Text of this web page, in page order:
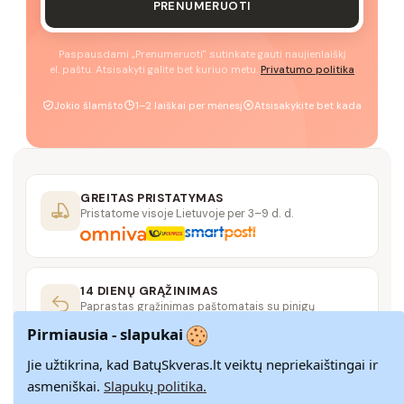
PRENUMERUOTI
Paspausdami „Prenumeruoti" sutinkate gauti naujienlaiškį
el. paštu. Atsisakyti galite bet kuriuo metu. Privatumo politika
Jokio šlamšto 1–2 laiškai per mėnesį Atsisakykite bet kada
GREITAS PRISTATYMAS
Pristatome visoje Lietuvoje per 3–9 d. d.
14 DIENŲ GRĄŽINIMAS
Paprastas grąžinimas paštomatais su pinigų
SAUGUS MOKĖJIMAS
SSL šifravimas užtikrina aukščiausią jūsų duomenų
Pirmiausia - slapukai
Jie užtikrina, kad BatųSkveras.lt veiktų nepriekaištingai ir
asmeniškai. Slapukų politika.